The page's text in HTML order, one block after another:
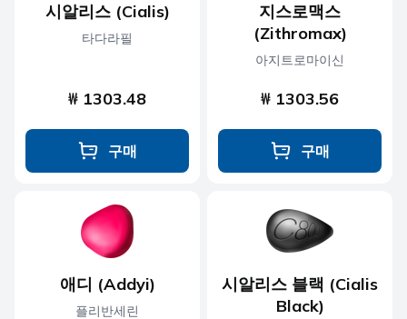
시알리스 (Cialis)
타다라필
₩ 1303.48
구매
지스로맥스
(Zithromax)
아지트로마이신
₩ 1303.56
구매
애디 (Addyi)
플리반세린
시알리스 블랙 (Cialis
Black)